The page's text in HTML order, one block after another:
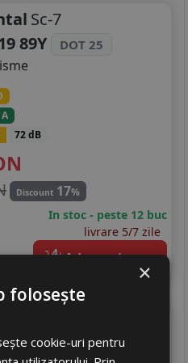
Sc-7
89Y
DOT 25
A
72 dB
Discount 17%
In stoc - peste 12 buc
livrare 5/7 zile
4 Adauga in cos
89Y DOT 25
×
folosește
cookie-uri pentru